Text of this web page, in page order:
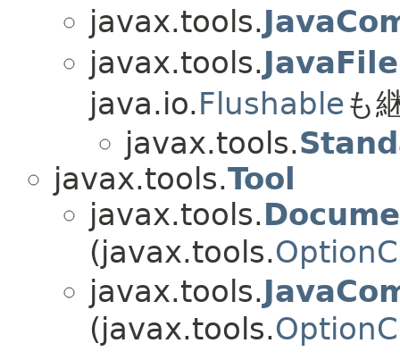
javax.tools.
javax.tools.
java.io.Flushable も
javax.tools.
javax.tools.Tool
javax.tools.
(javax.tools.
javax.tools.
(javax.tools.